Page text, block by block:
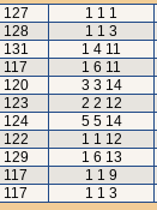
127 1 1 1
128 1 1 3
131 1 4 11
117 1 6 11
120 3 3 14
123 2 2 12
124 5 5 14
122 1 1 12
129 1 6 13
117 1 1 9
117 1 1 3